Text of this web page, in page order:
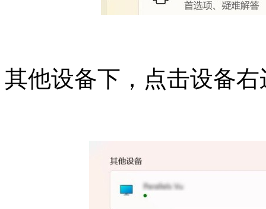
其他设备下，点击设备